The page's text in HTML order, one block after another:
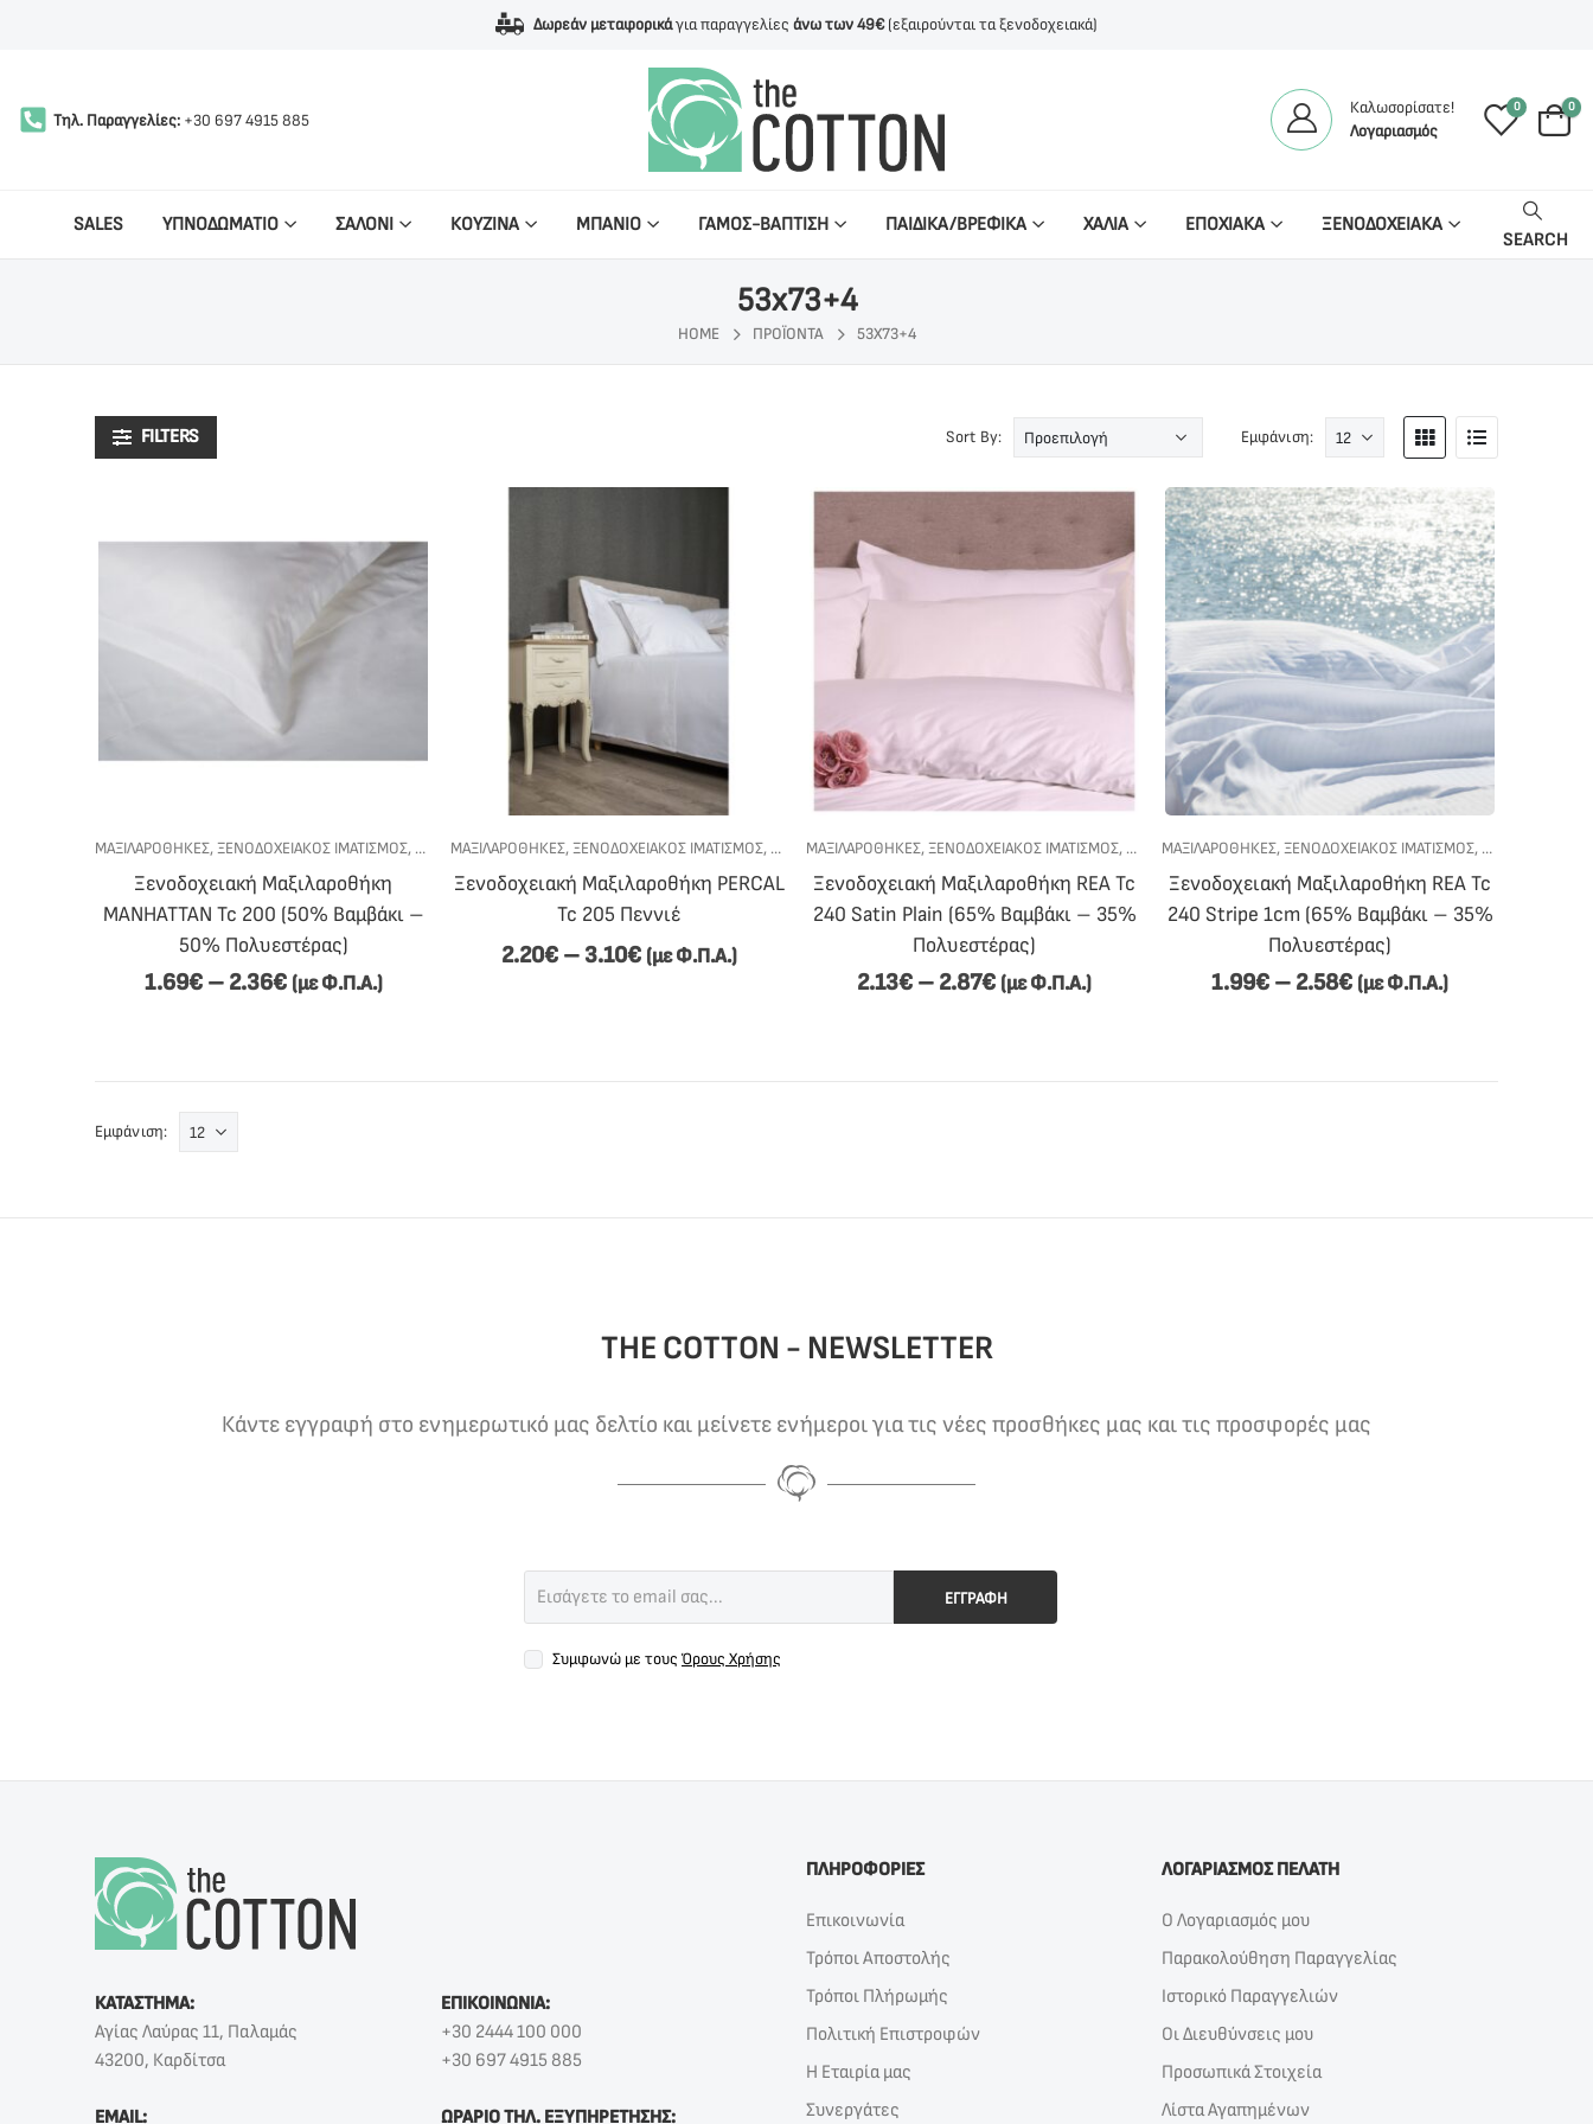
Δωρεάν μεταφορικάγια παραγγελίες άνω των 49€(εξαιρούνται τα ξενοδοχειακά)
Τηλ. Παραγγελίες: +30 697 4915 885
Καλωσορίσατε!
Λογαριασμός
0 0
SALES ΥΠΝΟΔΩΜΑΤΙΟ ΣΑΛΟΝΙ ΚΟΥΖΙΝΑ ΜΠΑΝΙΟ ΓΑΜΟΣ-ΒΑΠΤΙΣΗ ΠΑΙΔΙΚΑ/ΒΡΕΦΙΚΑ ΧΑΛΙΑ ΕΠΟΧΙΑΚΑ ΞΕΝΟΔΟΧΕΙΑΚΑ
SEARCH
53x73+4
HOME ΠΡΟΪΌΝΤΑ 53X73+4
FILTERS Sort By: Εμφάνιση:
ΜΑΞΙΛΑΡΟΘΉΚΕΣ,ΞΕΝΟΔΟΧΕΙΑΚΟΣ ΙΜΑΤΙΣΜΟΣ, ΥΠΝΟΔΩΜΑΤΙΟ
Ξενοδοχειακή Μαξιλαροθήκη
MANHATTAN Tc 200 (50% Βαμβάκι –
50% Πολυεστέρας)
1.69€– 2.36€ (με Φ.Π.Α.)
ΜΑΞΙΛΑΡΟΘΉΚΕΣ,ΞΕΝΟΔΟΧΕΙΑΚΟΣ ΙΜΑΤΙΣΜΟΣ, ΥΠΝΟΔΩΜΑΤΙΟ
Ξενοδοχειακή Μαξιλαροθήκη PERCAL
Tc 205 Πεννιέ
2.20€– 3.10€ (με Φ.Π.Α.)
ΜΑΞΙΛΑΡΟΘΉΚΕΣ,ΞΕΝΟΔΟΧΕΙΑΚΟΣ ΙΜΑΤΙΣΜΟΣ, ΥΠΝΟΔΩΜΑΤΙΟ
Ξενοδοχειακή Μαξιλαροθήκη REA Tc
240 Satin Plain (65% Βαμβάκι – 35%
Πολυεστέρας)
2.13€ – 2.87€ (με Φ.Π.Α.)
ΜΑΞΙΛΑΡΟΘΉΚΕΣ,ΞΕΝΟΔΟΧΕΙΑΚΟΣ ΙΜΑΤΙΣΜΟΣ, ΥΠΝΟΔΩΜΑΤΙΟ
Ξενοδοχειακή Μαξιλαροθήκη REA Tc
240 Stripe 1cm (65% Βαμβάκι – 35%
Πολυεστέρας)
1.99€ – 2.58€ (με Φ.Π.Α.)
Εμφάνιση:
THE COTTON - NEWSLETTER
Κάντε εγγραφή στο ενημερωτικό μας δελτίο και μείνετε ενήμεροι για τις νέες προσθήκες μας και τις προσφορές μας
ΕΓΓΡΑΦΗ
Συμφωνώ με τους Όρους Χρήσης
ΚΑΤΑΣΤΗΜΑ:
Αγίας Λαύρας 11, Παλαμάς
43200, Καρδίτσα
ΕΠΙΚΟΙΝΩΝΙΑ:
+30 2444 100 000
+30 697 4915 885
EMAIL: ΩΡΑΡΙΟ ΤΗΛ. ΕΞΥΠΗΡΕΤΗΣΗΣ:
ΠΛΗΡΟΦΟΡΙΕΣ
Επικοινωνία
Τρόποι Αποστολής
Τρόποι Πλήρωμής
Πολιτική Επιστροφών
Η Εταιρία μας
Συνεργάτες
ΛΟΓΑΡΙΑΣΜΟΣ ΠΕΛΑΤΗ
Ο Λογαριασμός μου
Παρακολούθηση Παραγγελίας
Ιστορικό Παραγγελιών
Οι Διευθύνσεις μου
Προσωπικά Στοιχεία
Λίστα Αγαπημένων